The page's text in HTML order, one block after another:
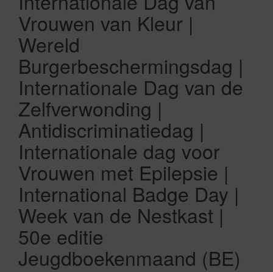
Vrouwen van Kleur |
Wereld
Burgerbeschermingsdag |
Internationale Dag van de
Zelfverwonding |
Antidiscriminatiedag |
Internationale dag voor
Vrouwen met Epilepsie |
International Badge Day |
Week van de Nestkast |
50e editie
Jeugdboekenmaand (BE)